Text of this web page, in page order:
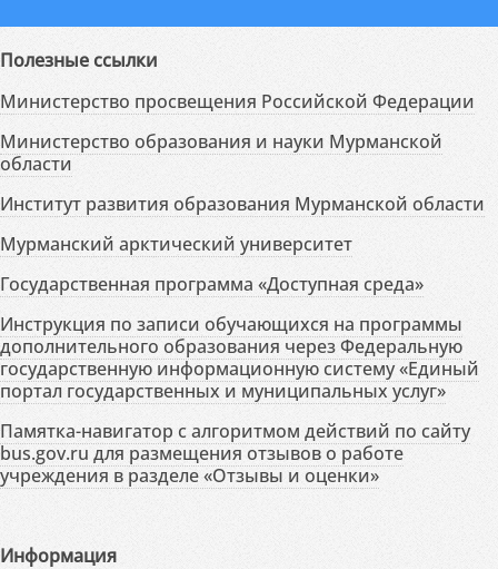
Полезные ссылки
Министерство просвещения Российской Федерации
Министерство образования и науки Мурманской
области
Институт развития образования Мурманской области
Мурманский арктический университет
Государственная программа «Доступная среда»
Инструкция по записи обучающихся на программы
дополнительного образования через Федеральную
государственную информационную систему «Единый
портал государственных и муниципальных услуг»
Памятка-навигатор с алгоритмом действий по сайту
bus.gov.ru для размещения отзывов о работе
учреждения в разделе «Отзывы и оценки»
Информация